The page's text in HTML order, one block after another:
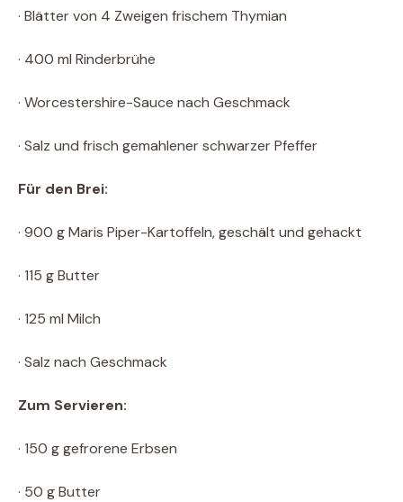
· Blätter von 4 Zweigen frischem Thymian
· 400 ml Rinderbrühe
· Worcestershire-Sauce nach Geschmack
· Salz und frisch gemahlener schwarzer Pfeffer
Für den Brei:
· 900 g Maris Piper-Kartoffeln, geschält und gehackt
· 115 g Butter
· 125 ml Milch
· Salz nach Geschmack
Zum Servieren:
· 150 g gefrorene Erbsen
· 50 g Butter